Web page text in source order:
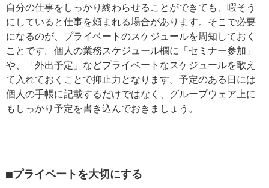
自分の仕事をしっかり終わらせることができても、暇そう
にしていると仕事を頼まれる場合があります。そこで必要
になるのが、プライベートのスケジュールを周知しておく
ことです。個人の業務スケジュール欄に「セミナー参加」
や、「外出予定」などプライベートなスケジュールを敢え
て入れておくことで抑止力となります。予定のある日には
個人の手帳に記載するだけではなく、グループウェア上に
もしっかり予定を書き込んでおきましょう。
■プライベートを大切にする